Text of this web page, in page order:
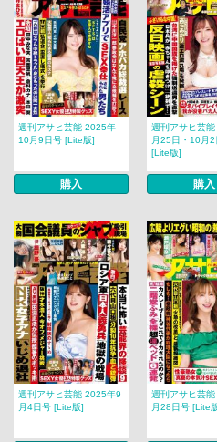
週刊アサヒ芸能 2025年
10月9日号 [Lite版]
購入
週刊アサヒ芸
月25日・10月2
[Lite版]
購入
週刊アサヒ芸能 2025年9
月4日号 [Lite版]
週刊アサヒ芸
月28日号 [Lite